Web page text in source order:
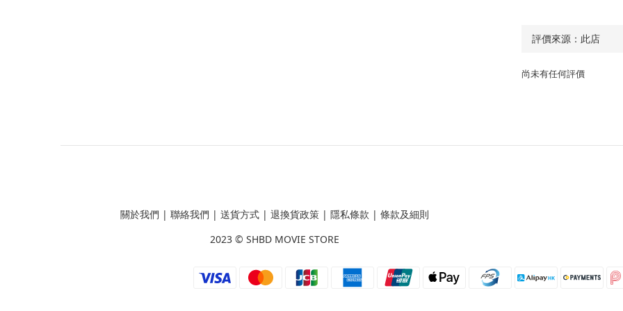
尚未有任何評價
關於我們 | 聯絡我們 | 送貨方式| 退換貨政策| 隱私條款 | 條款及細則
2023 © SHBD MOVIE STORE